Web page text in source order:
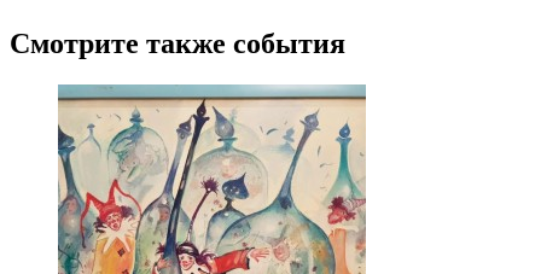
Кузнецов, Екатерина Белявская, Дарья Котлярова и
невероятный Иван Коршунов!!!
Смотрите также события